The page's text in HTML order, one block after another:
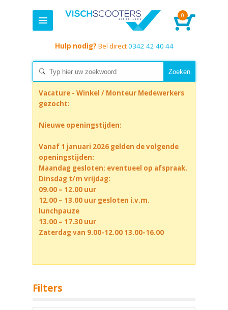
0
Hulp nodig? Bel direct0342 42 40 44
Vacature - Winkel / Monteur Medewerkers
gezocht:
Nieuwe openingstijden:
Vanaf 1 januari 2026 gelden de volgende
openingstijden:
Maandag gesloten: eventueel op afspraak.
Dinsdag t/m vrijdag:
09.00 – 12.00 uur
12.00 – 13.00 uur gesloten i.v.m.
lunchpauze
13.00 – 17.30 uur
Zaterdag van 9.00-12.00 13.00-16.00
Filters